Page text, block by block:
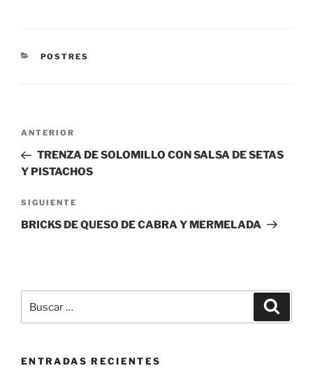
CATEGORÍAS
POSTRES
Navegación
entradas
Entrada
anterior:
ANTERIOR
TRENZA DE SOLOMILLO CON SALSA DE SETAS
Y PISTACHOS
Siguiente
entrada
SIGUIENTE
BRICKS DE QUESO DE CABRA Y MERMELADA
por:
ENTRADAS RECIENTES